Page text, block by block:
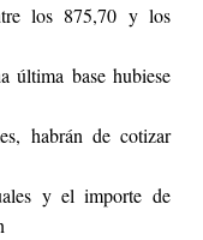
los 875,70 y los
última base hubiese
habrán de cotizar
y el importe de